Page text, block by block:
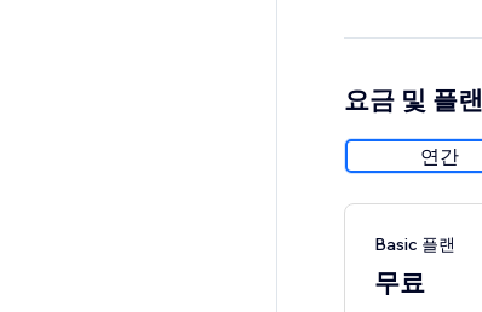
요금 및 플랜
연간
Basic 플랜
무료